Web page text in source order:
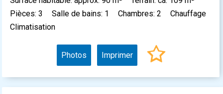
Pièces: 3
Salle de bains: 1 Chambres: 2
Chauffage
Climatisation
Photos Imprimer